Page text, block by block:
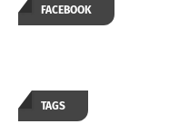
FACEBOOK
TAGS